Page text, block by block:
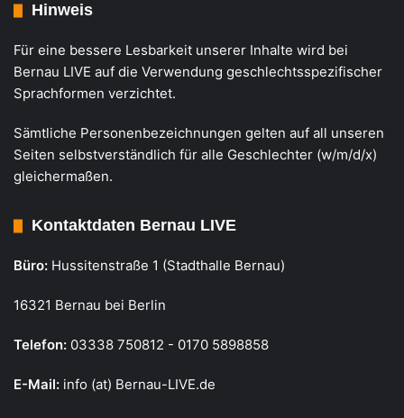
Hinweis
Für eine bessere Lesbarkeit unserer Inhalte wird bei
Bernau LIVE auf die Verwendung geschlechtsspezifischer
Sprachformen verzichtet.
Sämtliche Personenbezeichnungen gelten auf all unseren
Seiten selbstverständlich für alle Geschlechter (w/m/d/x)
gleichermaßen.
Kontaktdaten Bernau LIVE
Büro: Hussitenstraße 1 (Stadthalle Bernau)
16321 Bernau bei Berlin
Telefon: 03338 750812 - 0170 5898858
E-Mail: info (at) Bernau-LIVE.de